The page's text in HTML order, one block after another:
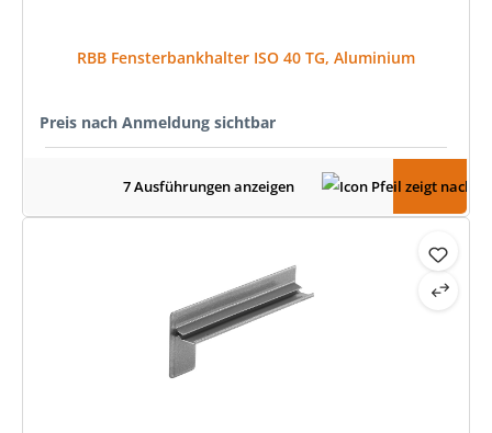
RBB Fensterbankhalter ISO 40 TG, Aluminium
Preis nach Anmeldung sichtbar
7 Ausführungen anzeigen